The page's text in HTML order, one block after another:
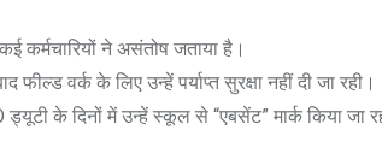
कर्मचारियों ने असंतोष जताया है।
वर्क के लिए उन्हें पर्याप्त सुरक्षा नहीं दी जा रही।
ड्यूटी के दिनों में उन्हें स्कूल से “एबसेंट” मार्क किया जा